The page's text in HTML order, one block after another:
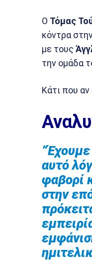
Ο Τόμας
κόντρα
με τους
την ομάδα
Κάτι που αν
αυτό
φαβορί
στην